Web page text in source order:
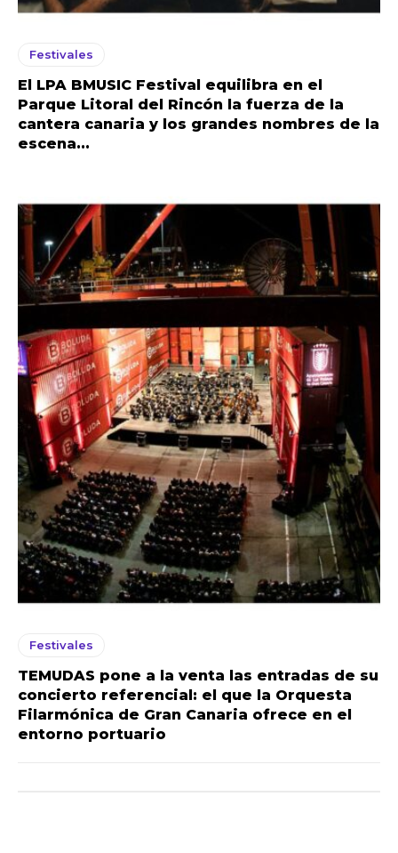
Festivales
El LPA BMUSIC Festival equilibra en el
Parque Litoral del Rincón la fuerza de la
cantera canaria y los grandes nombres de la
escena...
Festivales
TEMUDAS pone a la venta las entradas de su
concierto referencial: el que la Orquesta
Filarmónica de Gran Canaria ofrece en el
entorno portuario